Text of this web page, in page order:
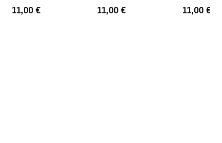
Rozostup vodovodných
prípojok
150
11,00 € 11,00 € 11,00 €